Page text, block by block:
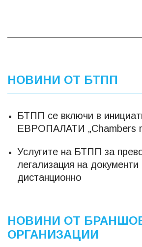
НОВИНИ ОТ БТПП
БТПП се включи в
ЕВРОПАЛАТИ „Chambers
Услугите на БТПП за
легализация на
дистанционно
НОВИНИ ОТ
ОРГАНИЗАЦИИ